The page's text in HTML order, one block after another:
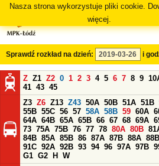
Nasza strona wykorzystuje pliki cookie.
więcej.
Sprawdź rozkład na dzień: i
Z Z1 Z2 0 1 2 3 4 5 6 7 8 9
41 43 45
Z3 Z6 Z13 Z43 50A 50B 51A 51B
55B 55C 56 57 58A 58B 59 60A
64A 64B 65A 65B 66 67 68 69A
73 75A 75B 76 77 78 80A 80B
84B 85A 85B 86 87A 87B 88A 88B
91C 92A 92B 93 94 96 97A 97B
G1 G2 H
W